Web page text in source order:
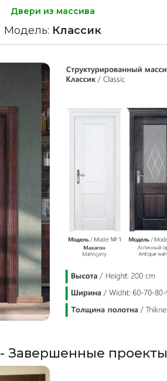
Двери из массива
Модель: Классик
- Завершенные проекты